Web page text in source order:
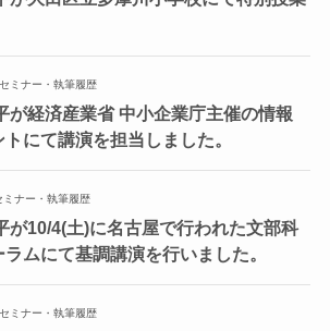
ミナー・執筆履歴
が経済産業省 中小企業庁主催の情報
にて講演を担当しました。
ミナー・執筆履歴
が10/4(土)に名古屋で行われた文部科
ムにて基調講演を行いました。
ミナー・執筆履歴